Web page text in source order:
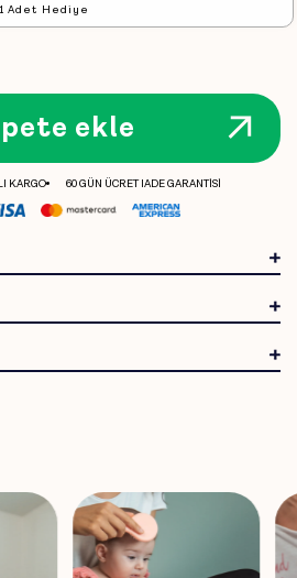
veya
kullanılamıyor
Adet Hediye
ekle
KARGO 60 GÜN ÜCRET IADE GARANTİSİ